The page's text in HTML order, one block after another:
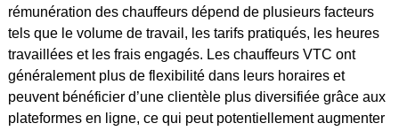
rémunération des chauffeurs dépend de plusieurs facteurs
tels que le volume de travail, les tarifs pratiqués, les heures
travaillées et les frais engagés. Les chauffeurs VTC ont
généralement plus de flexibilité dans leurs horaires et
peuvent bénéficier d’une clientèle plus diversifiée grâce aux
plateformes en ligne, ce qui peut potentiellement augmenter